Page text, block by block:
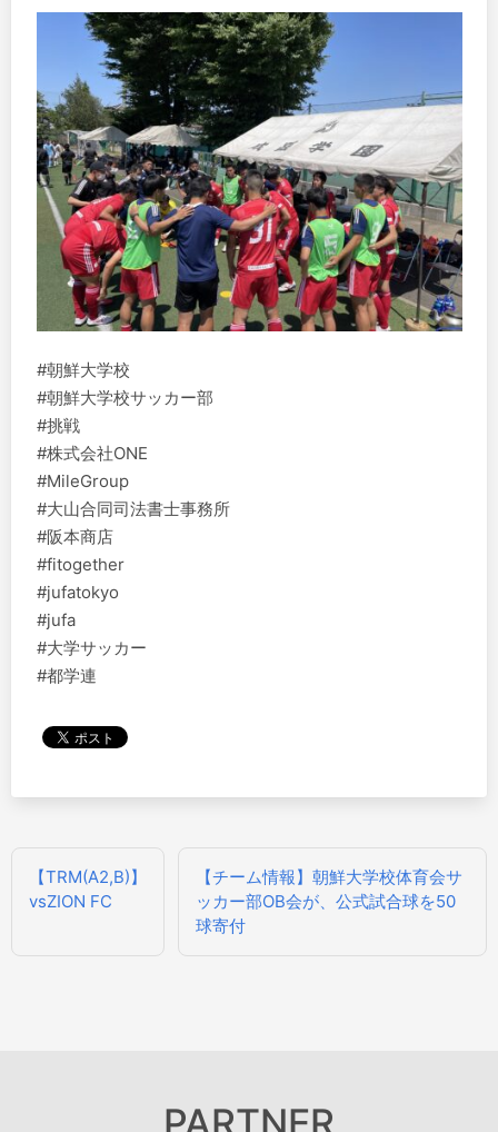
#朝鮮大学校
#朝鮮大学校サッカー部
#挑戦
#株式会社ONE
#MileGroup
#大山合同司法書士事務所
#阪本商店
#fitogether
#jufatokyo
#jufa
#大学サッカー
#都学連
投
ゲ
【TRM(A2,B)】
vsZION FC
【チーム情報】朝鮮大学校体育会サ
ッカー部OB会が、公式試合球を50
球寄付
PARTNER